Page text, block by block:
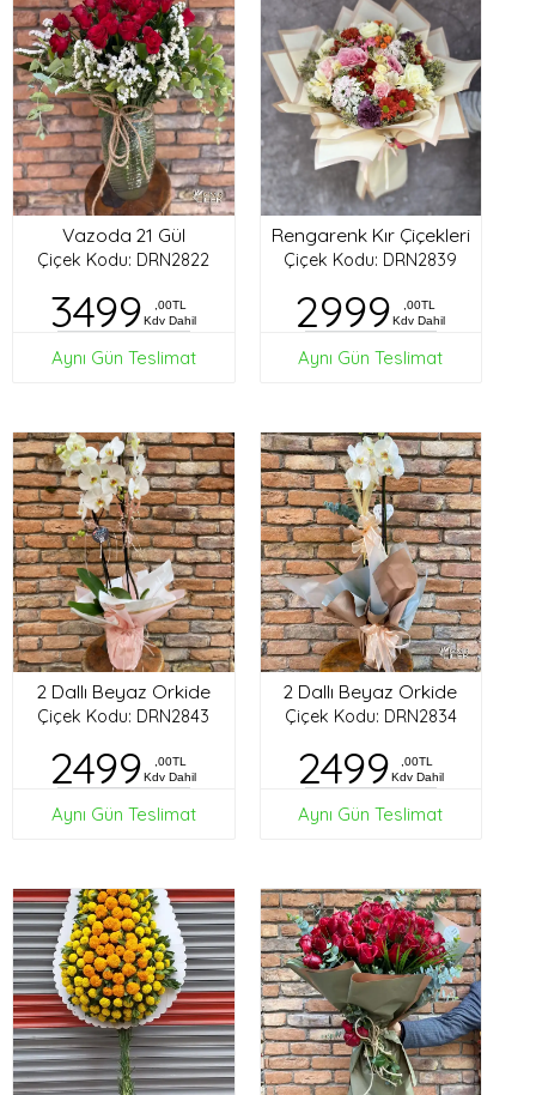
Vazoda 21 Gül
Çiçek Kodu: DRN2822
3499
,00TL
Kdv Dahil
Aynı Gün Teslimat
Rengarenk Kır Çiçekleri
Çiçek Kodu: DRN2839
2999
,00TL
Kdv Dahil
Aynı Gün Teslimat
2 Dallı Beyaz Orkide
Çiçek Kodu: DRN2843
2499
,00TL
Kdv Dahil
Aynı Gün Teslimat
2 Dallı Beyaz Orkide
Çiçek Kodu: DRN2834
2499
,00TL
Kdv Dahil
Aynı Gün Teslimat